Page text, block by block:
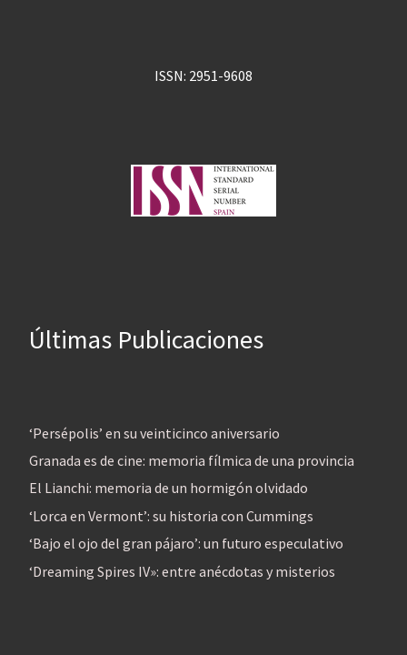
ISSN: 2951-9608
Últimas Publicaciones
‘Persépolis’ en su veinticinco aniversario
Granada es de cine: memoria fílmica de una provincia
El Lianchi: memoria de un hormigón olvidado
‘Lorca en Vermont’: su historia con Cummings
‘Bajo el ojo del gran pájaro’: un futuro especulativo
‘Dreaming Spires IV»: entre anécdotas y misterios